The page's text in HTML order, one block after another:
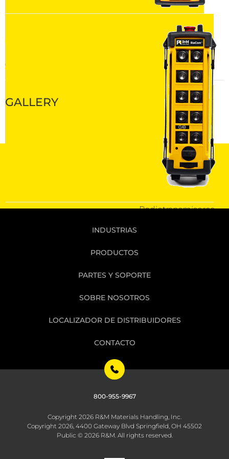
Radiotransmisores
RaCon 516M3
dos pasos y
sistema de
RaCon 510MI y
Descargas
Controles Remotos Por Radio
GALLERY
INDUSTRIAS
PRODUCTOS
PARTES Y SOPORTE
SOBRE NOSOTROS
LOCALIZADOR DE DISTRIBUIDORES
CONTACTO
800-955-9967
Copyright 2026 R&M Materials Handling, Inc.
Copyright 2026, 4400 Gateway Blvd Springfield, OH 45502
Public © 2026 R&M. All rights reserved.